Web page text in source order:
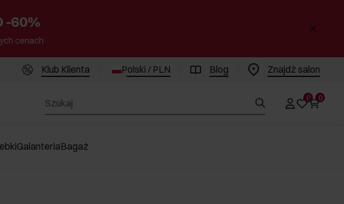
-60%
cenach
Klub Klienta Polski / PLN Blog Znajdż salon
0 0
GalanteriaBagaż